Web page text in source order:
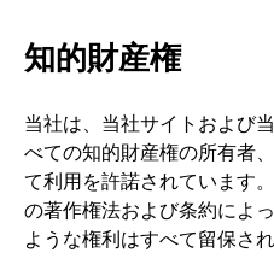
知的財産権
当社は、当社サイトおよび
べての知的財産権の所有者
て利用を許諾されています
の著作権法および条約によ
ような権利はすべて留保され